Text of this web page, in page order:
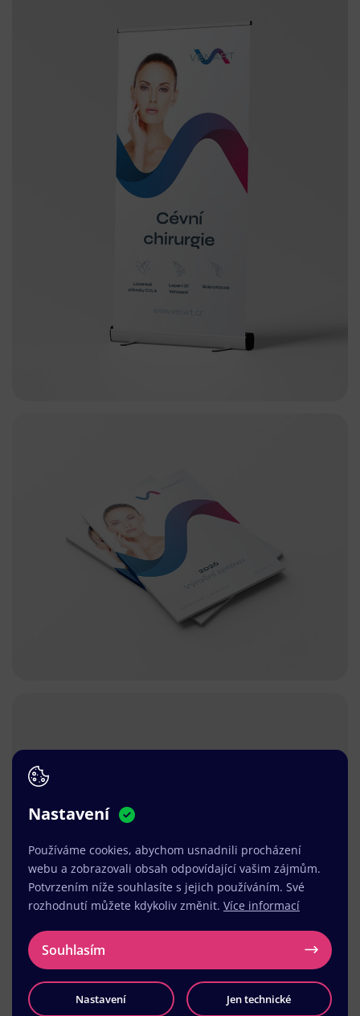
Načíst další
Nastavení
Používáme cookies, abychom usnadnili procházení
webu a zobrazovali obsah odpovídající vašim zájmům.
Potvrzením níže souhlasíte s jejich používáním. Své
rozhodnutí můžete kdykoliv změnit. Více informací
Souhlasím
Nastavení Jen technické